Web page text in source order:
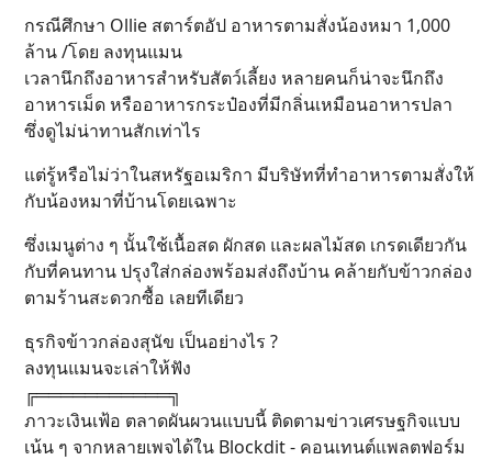
กรณีศึกษา Ollie สตาร์ตอัป อาหารตามสั่งน้องหมา 1,000
ล้าน /โดย ลงทุนแมน
เวลานึกถึงอาหารสำหรับสัตว์เลี้ยง หลายคนก็น่าจะนึกถึง
อาหารเม็ด หรืออาหารกระป๋องที่มีกลิ่นเหมือนอาหารปลา
ซึ่งดูไม่น่าทานสักเท่าไร
แต่รู้หรือไม่ว่าในสหรัฐอเมริกา มีบริษัทที่ทำอาหารตามสั่งให้
กับน้องหมาที่บ้านโดยเฉพาะ
ซึ่งเมนูต่าง ๆ นั้นใช้เนื้อสด ผักสด และผลไม้สด เกรดเดียวกัน
กับที่คนทาน ปรุงใส่กล่องพร้อมส่งถึงบ้าน คล้ายกับข้าวกล่อง
ตามร้านสะดวกซื้อ เลยทีเดียว
ธุรกิจข้าวกล่องสุนัข เป็นอย่างไร ?
ลงทุนแมนจะเล่าให้ฟัง
╔═══════════╗
ภาวะเงินเฟ้อ ตลาดผันผวนแบบนี้ ติดตามข่าวเศรษฐกิจแบบ
เน้น ๆ จากหลายเพจได้ใน Blockdit - คอนเทนต์แพลตฟอร์ม